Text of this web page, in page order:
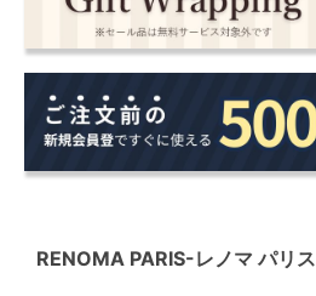
RENOMA PARIS-レノマ パリス